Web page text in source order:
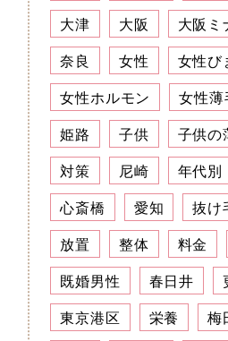
大津 大阪 大阪ミ
奈良
女性
女性び
女性ホルモン
女性薄
姫路
子供 子供の
対策
尼崎 年代別
心斎橋
愛知 抜け
放置
整体 料金
既婚男性
春日井
東京港区
栄養 梅